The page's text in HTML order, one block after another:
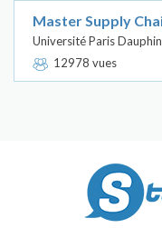
Master Supply
Université Paris
12978 vues